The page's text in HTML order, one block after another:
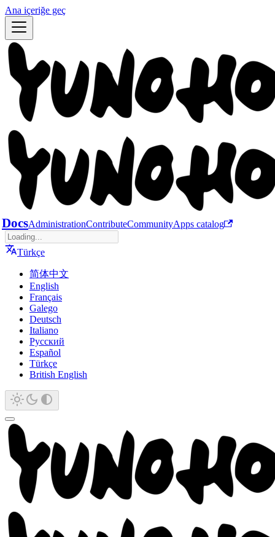
Ana içeriğe geç
DocsAdministrationContributeCommunityApps catalog
Türkçe
简体中文
English
Français
Galego
Deutsch
Italiano
Русский
Español
Türkçe
British English